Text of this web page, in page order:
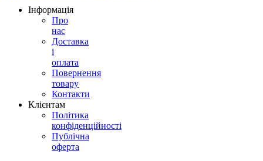
Інформація
Про
нас
Доставка
і
оплата
Повернення
товару
Контакти
Клієнтам
Політика
конфіденційності
Публічна
оферта